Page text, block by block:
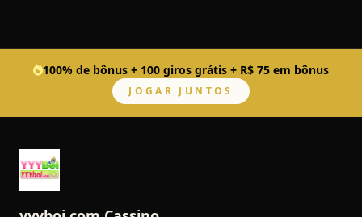
100% de bônus + 100 giros grátis + R$ 75 em bônus
JOGAR JUNTOS